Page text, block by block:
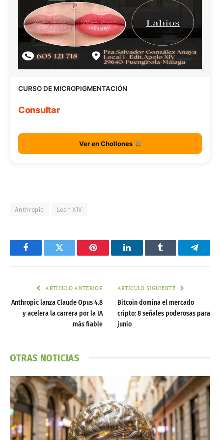
CURSO DE MICROPIGMENTACIÓN
Consultar
Ver en Chollones
Anthropic León XIV
FacebookTwitter Pinterest LinkedInTumblr
ARTÍCULO ANTERIOR
Anthropic lanza Claude Opus 4.8
y acelera la carrera por la IA
más fiable
ARTÍCULO SIGUIENTE
Bitcoin domina el mercado
cripto: 8 señales poderosas para
junio
OTRAS NOTICIAS